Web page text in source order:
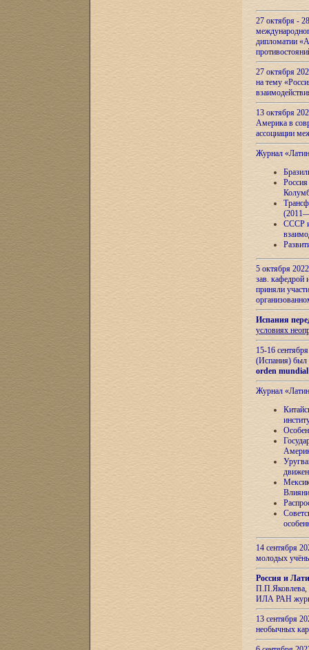
27 октября -
дипломатии
27 октября
на тему
13 октября
Америка в
ассоциации
Журнал
СССР и
5 октября
зав.
приняли
Испания
условиях
15-16
(Испания) был
orden
Журнал
14 сентября
молодых
Россия и
П.П.Яковлева,
ИЛА РАН
13 сентября
необычных